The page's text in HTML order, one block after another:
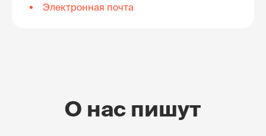
Электронная почта
О нас пишут